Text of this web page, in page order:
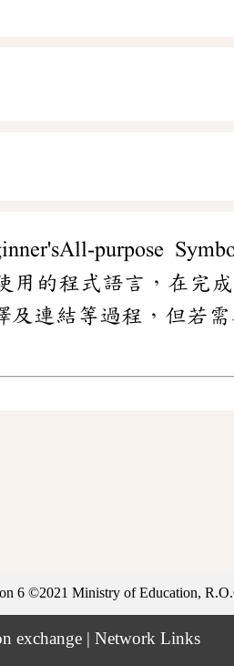
purpose
用的程式語言，在完
連結等過程，但若
6 ©2021 Ministry of Education,
exchange | Network Links